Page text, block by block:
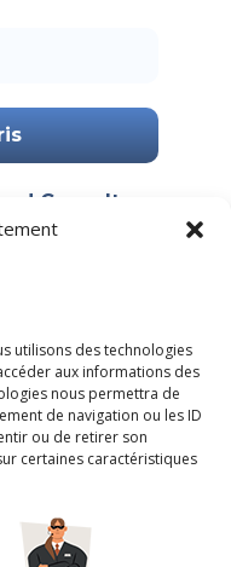
utilisons des technologies
aux informations des
nous permettra de
de navigation ou les ID
ou de retirer son
certaines caractéristiques
! Consultez